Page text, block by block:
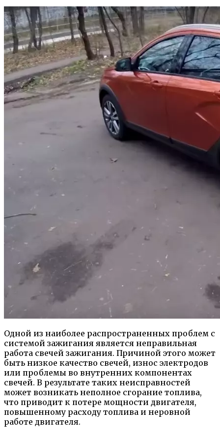
Одной из наиболее распространенных проблем с
системой зажигания является неправильная
работа свечей зажигания. Причиной этого может
быть низкое качество свечей, износ электродов
или проблемы во внутренних компонентах
свечей. В результате таких неисправностей
может возникать неполное сгорание топлива,
что приводит к потере мощности двигателя,
повышенному расходу топлива и неровной
работе двигателя.